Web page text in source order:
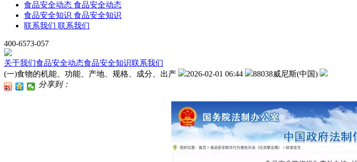
食品安全动态 食品安全动态
食品安全知识 食品安全知识
联系我们 联系我们
400-6573-057
关于我们食品安全动态食品安全知识联系我们
(一)食物的机能、功能、产地、规格、成分、出产
2026-02-01 06:44
88038威尼斯(中国)
分享到：